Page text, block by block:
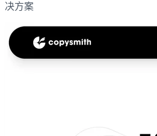
决方案